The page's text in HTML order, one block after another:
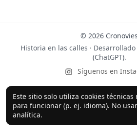
Este sitio solo utiliza cookies técnicas
para funcionar (p. ej. idioma). No
analítica.
© 2026 Cronovies
Historia en las calles ·
(ChatGPT).
Síguenos en